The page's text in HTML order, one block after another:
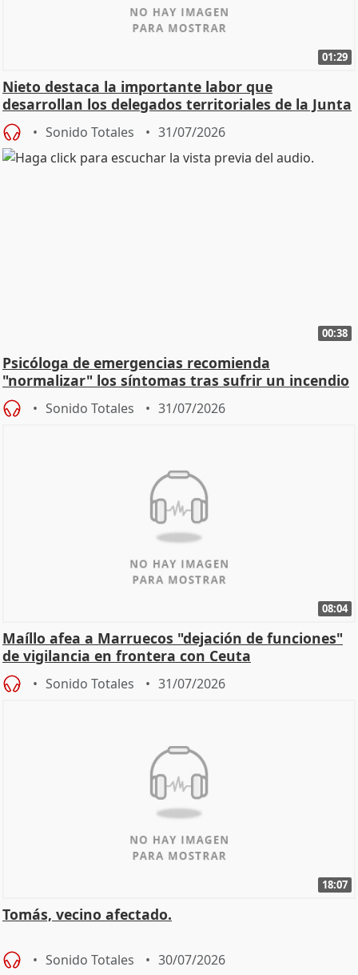
01:29
Nieto destaca la importante labor que
desarrollan los delegados territoriales de la Junta
Sonido Totales 31/07/2026
00:38
Psicóloga de emergencias recomienda
"normalizar" los síntomas tras sufrir un incendio
Sonido Totales 31/07/2026
08:04
Maíllo afea a Marruecos "dejación de funciones"
de vigilancia en frontera con Ceuta
Sonido Totales 31/07/2026
18:07
Tomás, vecino afectado.
Sonido Totales 30/07/2026